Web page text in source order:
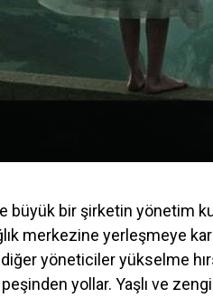
büyük bir şirketin yönetim
merkezine yerleşmeye
yöneticiler yükselme
yollar. Yaşlı ve